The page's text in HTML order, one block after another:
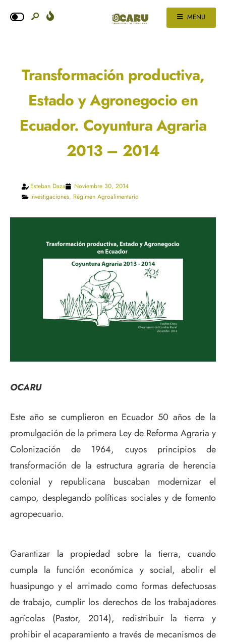
MENU
Transformación productiva,
Estado y Agronegocio en
Ecuador. Coyuntura Agraria
2013 – 2014
Esteban Daza
Noviembre 30, 2014
Investigaciones, Régimen Agroalimentario
OCARU
Este año se cumplieron en Ecuador 50 años de la
promulgación de la primera Ley de Reforma Agraria y
Colonización de 1964, cuyos principios de
transformación de la estructura agraria de herencia
colonial y republicana buscaban modernizar el
campo, desplegando políticas sociales y de fomento
agropecuario.
Garantizar la propiedad sobre la tierra, cuando
cumpla la función económica y social, abolir el
huasipungo y el arrimado como formas defectuosas
de trabajo, cumplir los derechos de los trabajadores
agrícolas (Pastor, 2014), redistribuir la tierra y
prohibir el acaparamiento a través de mecanismos de